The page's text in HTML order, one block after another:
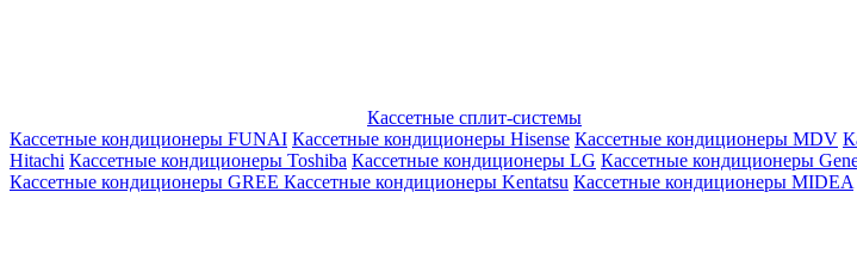
Кассетные сплит-системы
Кассетные кондиционеры FUNAI Кассетные кондиционеры Hisense Кассетные кондиционеры MDV
Hitachi Кассетные кондиционеры Toshiba Кассетные кондиционеры LG Кассетные кондиционеры
Кассетные кондиционеры GREE Кассетные кондиционеры Kentatsu Кассетные кондиционеры MIDEA